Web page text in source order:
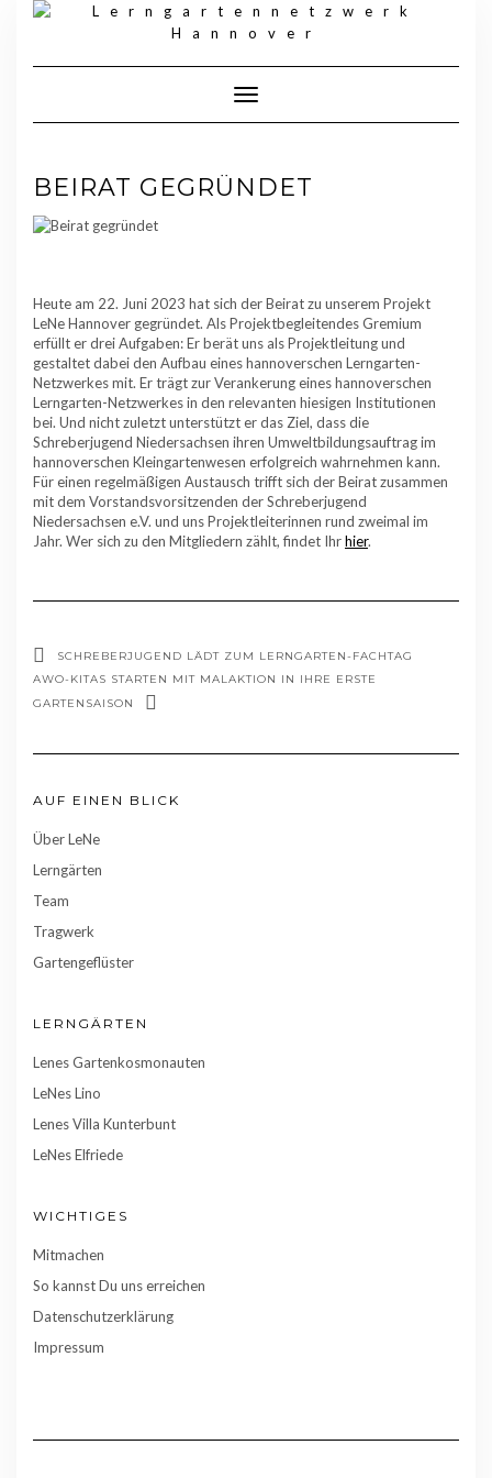
Toggle Navigation
BEIRAT GEGRÜNDET
Heute am 22. Juni 2023 hat sich der Beirat zu unserem Projekt
LeNe Hannover gegründet. Als Projektbegleitendes Gremium
erfüllt er drei Aufgaben: Er berät uns als Projektleitung und
gestaltet dabei den Aufbau eines hannoverschen Lerngarten-
Netzwerkes mit. Er trägt zur Verankerung eines hannoverschen
Lerngarten-Netzwerkes in den relevanten hiesigen Institutionen
bei. Und nicht zuletzt unterstützt er das Ziel, dass die
Schreberjugend Niedersachsen ihren Umweltbildungsauftrag im
hannoverschen Kleingartenwesen erfolgreich wahrnehmen kann.
Für einen regelmäßigen Austausch trifft sich der Beirat zusammen
mit dem Vorstandsvorsitzenden der Schreberjugend
Niedersachsen e.V. und uns Projektleiterinnen rund zweimal im
Jahr. Wer sich zu den Mitgliedern zählt, findet Ihrhier.
SCHREBERJUGEND LÄDT ZUM LERNGARTEN-FACHTAG
AWO-KITAS STARTEN MIT MALAKTION IN IHRE ERSTE
GARTENSAISON
AUF EINEN BLICK
Über LeNe
Lerngärten
Team
Tragwerk
Gartengeflüster
LERNGÄRTEN
Lenes Gartenkosmonauten
LeNes Lino
Lenes Villa Kunterbunt
LeNes Elfriede
WICHTIGES
Mitmachen
So kannst Du uns erreichen
Datenschutzerklärung
Impressum